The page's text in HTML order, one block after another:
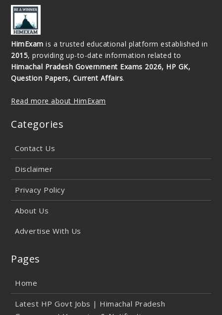
HimExam is a trusted educational platform established in
2015, providing up-to-date information related to
Himachal Pradesh Government Exams 2026, HP GK,
Question Papers, Current Affairs.
Read more about HimExam
Categories
Contact Us
Disclaimer
Privacy Policy
About Us
Advertise With Us
Pages
Home
Latest HP Govt Jobs | Himachal Pradesh